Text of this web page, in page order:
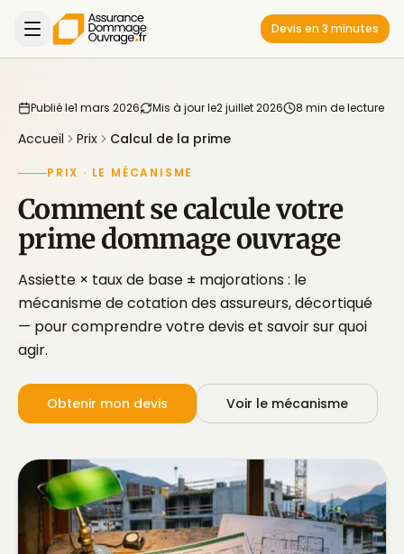
Devis en 3 minutes
Publié le1 mars 2026 Mis à jour le2 juillet 2026 8 min de lecture
Accueil Prix Calcul de la prime
PRIX · LE MÉCANISME
Comment se calcule votre
prime dommage ouvrage
Assiette × taux de base ± majorations : le
mécanisme de cotation des assureurs, décortiqué
— pour comprendre votre devis et savoir sur quoi
agir.
Obtenir mon devis Voir le mécanisme